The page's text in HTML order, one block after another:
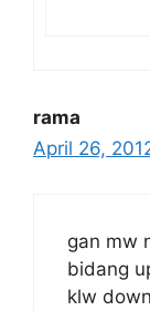
rama
April 26,
gan mw
bidang
klw